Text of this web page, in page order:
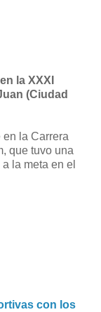
la XXXI
(Ciudad
en la Carrera
que tuvo una
la meta en el
con los